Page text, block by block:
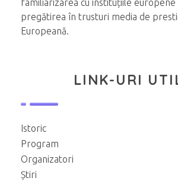
familiarizarea cu instituțiile europene
pregătirea în trusturi media de
Europeană.
LINK-URI
Istoric
Program
Organizatori
Știri